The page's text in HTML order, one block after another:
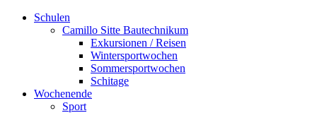
Schulen
Camillo Sitte Bautechnikum
Exkursionen / Reisen
Wintersportwochen
Sommersportwochen
Schitage
Wochenende
Sport